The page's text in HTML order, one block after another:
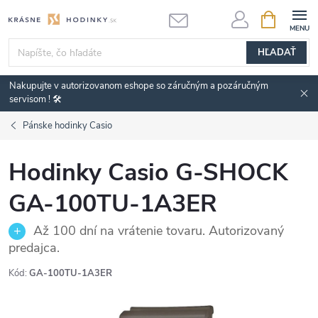
na
obsah
HĽADAŤ
KOŠÍK
Nakupujte v autorizovanom eshope so záručným a pozáručným
servisom ! 🛠️
Pánske hodinky Casio
Hodinky Casio G-SHOCK
GA-100TU-1A3ER
Až 100 dní na vrátenie tovaru. Autorizovaný
predajca.
Kód: GA-100TU-1A3ER